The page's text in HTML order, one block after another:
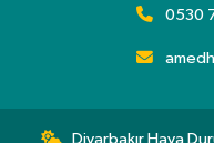
0530
Diyarbakır Hava